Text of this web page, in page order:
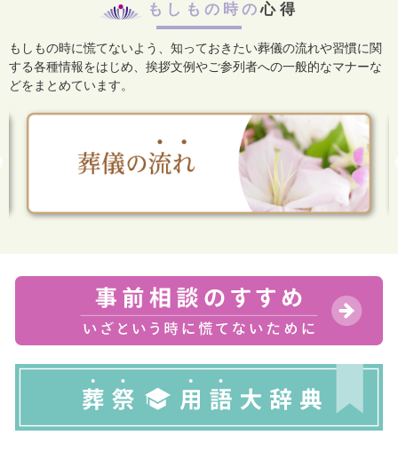
もしもの時の心得
もしもの時に慌てないよう、知っておきたい葬儀の流れや習慣に関
する各種情報をはじめ、 挨拶文例やご参列者への一般的なマナーな
どをまとめています。